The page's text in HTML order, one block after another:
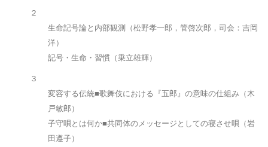
２
生命記号論と内部観測（松野孝一郎，管啓次郎，司会：吉岡
洋）
記号・生命・習慣（乗立雄輝）
３
変容する伝統■歌舞伎における『五郎』の意味の仕組み（木
戸敏郎）
子守唄とは何か■共同体のメッセージとしての寝させ唄（岩
田遵子）